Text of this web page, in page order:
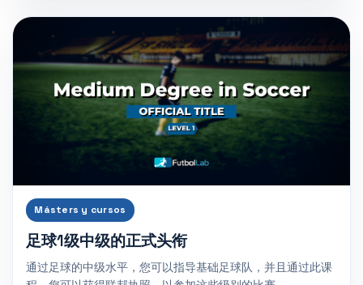
Másters y cursos
足球1级中级的正式头衔
通过足球的中级水平，您可以指导基础足球队，并且通过此课